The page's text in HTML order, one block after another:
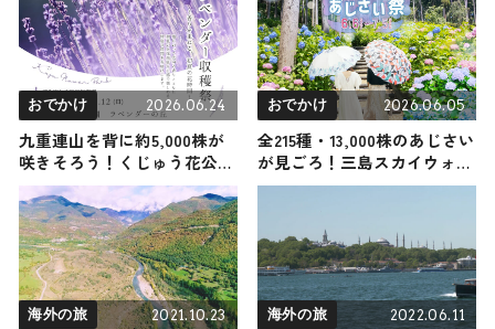
おでかけ 2026.06.24
九重連山を背に約5,000株が
咲きそろう！くじゅう花公園
のラベンダーが見ごろ。摘み
取り体験ができる「ラベンダ
ー収穫祭2026」も6/27から開
催 / 大分県
おでかけ 2026.06.05
全215種・13,000株のあじさい
が見ごろ！三島スカイウォー
ク『あじさい祭』が6/6開
｜静岡県三島市
海外の旅 2021.10.23 海外の旅 2022.06.11